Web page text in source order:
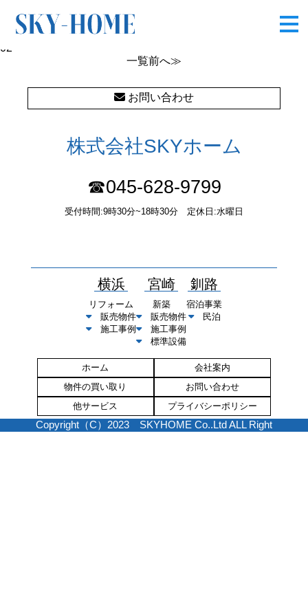
02
一覧前へ≫
お問い合わせ
株式会社SKYホーム
☎045-628-9799
受付時間:9時30分~18時30分 定休日:水曜日
横浜
リフォーム
販売物件
施工事例
宮崎
新築
販売物件
施工事例
標準設備
釧路
宿泊事業
民泊
ホーム
会社案内
物件の買い取り
お問い合わせ
他サービス
プライバシーポリシー
Copyright（C）2023 SKYHOME Co..Ltd ALL Right